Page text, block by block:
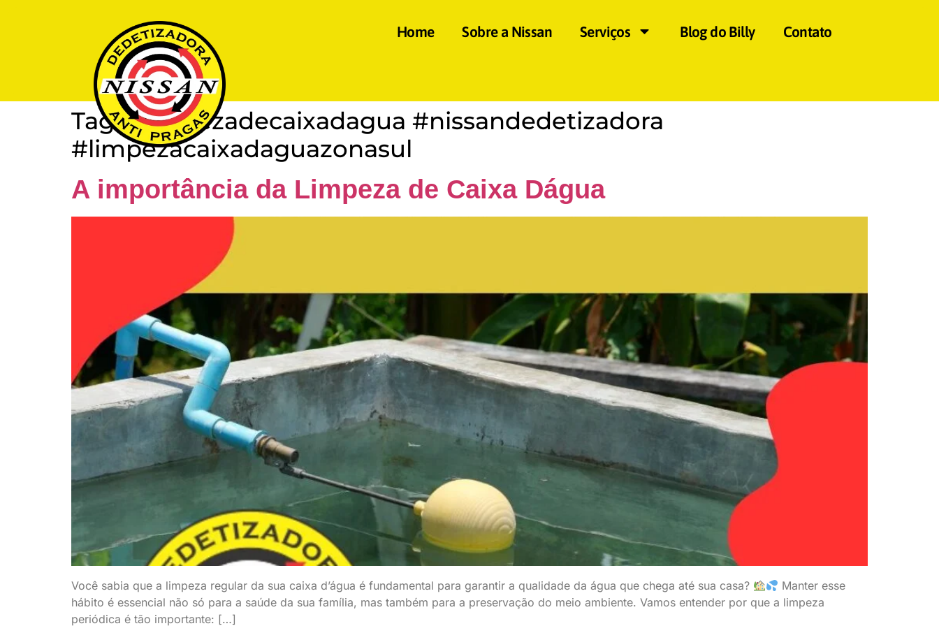
Home Sobre a Nissan Serviços Blog do Billy Contato
Tag:#limpezadecaixadagua #nissandedetizadora
#limpezacaixadaguazonasul
A importância da Limpeza de Caixa Dágua
Você sabia que a limpeza regular da sua caixa d’água é fundamental para garantir a qualidade da água que chega até sua casa?
Manter esse
hábito é essencial não só para a saúde da sua família, mas também para a preservação do meio ambiente. Vamos entender por que a limpeza
periódica é tão importante: […]